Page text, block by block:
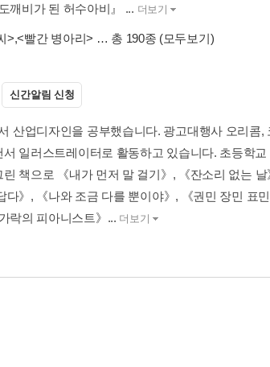
깨비가 된 허수아비』 ... 더보기
>,<빨간 병아리> … 총 190종 (모두보기)
신간알림 신청
산업디자인을 공부했습니다. 광고대행사 오리콤
일러스트레이터로 활동하고 있습니다. 초등학
책으로 《내가 먼저 말 걸기》, 《잔소리 없는
다》, 《나와 조금 다를 뿐이야》, 《권민 장민 표
락의 피아니스트》... 더보기